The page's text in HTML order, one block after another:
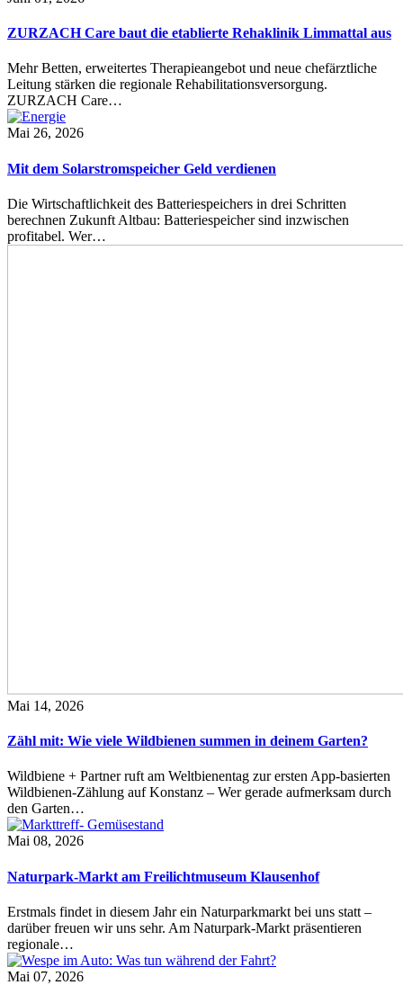
ZURZACH Care baut die etablierte Rehaklinik Limmattal aus
Mehr Betten, erweitertes Therapieangebot und neue chefärztliche
Leitung stärken die regionale Rehabilitationsversorgung.
ZURZACH Care…
Mai 26, 2026
Mit dem Solarstromspeicher Geld verdienen
Die Wirtschaftlichkeit des Batteriespeichers in drei Schritten
berechnen Zukunft Altbau: Batteriespeicher sind inzwischen
profitabel. Wer…
Mai 14, 2026
Zähl mit: Wie viele Wildbienen summen in deinem Garten?
Wildbiene + Partner ruft am Weltbienentag zur ersten App-basierten
Wildbienen-Zählung auf Konstanz – Wer gerade aufmerksam durch
den Garten…
Mai 08, 2026
Naturpark-Markt am Freilichtmuseum Klausenhof
Erstmals findet in diesem Jahr ein Naturparkmarkt bei uns statt –
darüber freuen wir uns sehr. Am Naturpark-Markt präsentieren
regionale…
Mai 07, 2026